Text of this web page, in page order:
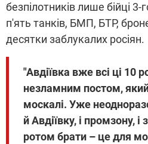
безпілотників лише бійці
п'ять танків, БМП, БТР,
десятки заблукалих росіян.
"Авдіївка вже всі ці 10
незламним постом,
москалі. Уже
й Авдіївку, і промзону,
ротом брати – це для